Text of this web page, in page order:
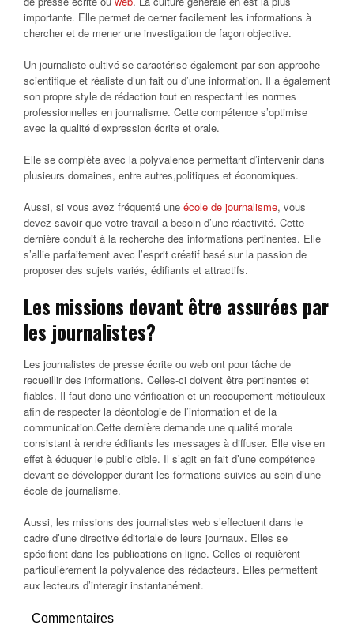
importante. Elle permet de cerner facilement les informations à
chercher et de mener une investigation de façon objective.
Un journaliste cultivé se caractérise également par son approche
scientifique et réaliste d’un fait ou d’une information. Il a également
son propre style de rédaction tout en respectant les normes
professionnelles en journalisme. Cette compétence s’optimise
avec la qualité d’expression écrite et orale.
Elle se complète avec la polyvalence permettant d’intervenir dans
plusieurs domaines, entre autres,politiques et économiques.
Aussi, si vous avez fréquenté une école de journalisme, vous
devez savoir que votre travail a besoin d’une réactivité. Cette
dernière conduit à la recherche des informations pertinentes. Elle
s’allie parfaitement avec l’esprit créatif basé sur la passion de
proposer des sujets variés, édifiants et attractifs.
Les missions devant être assurées par
les journalistes?
Les journalistes de presse écrite ou web ont pour tâche de
recueillir des informations. Celles-ci doivent être pertinentes et
fiables. Il faut donc une vérification et un recoupement méticuleux
afin de respecter la déontologie de l’information et de la
communication.Cette dernière demande une qualité morale
consistant à rendre édifiants les messages à diffuser. Elle vise en
effet à éduquer le public cible. Il s’agit en fait d’une compétence
devant se développer durant les formations suivies au sein d’une
école de journalisme.
Aussi, les missions des journalistes web s’effectuent dans le
cadre d’une directive éditoriale de leurs journaux. Elles se
spécifient dans les publications en ligne. Celles-ci requièrent
particulièrement la polyvalence des rédacteurs. Elles permettent
aux lecteurs d’interagir instantanément.
Commentaires